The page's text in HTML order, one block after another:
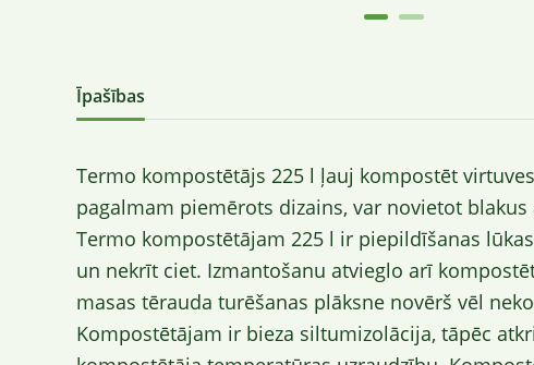
Īpašības
Termo kompostētājs 225 l ļauj kompostēt
pagalmam piemērots dizains, var novietot
Termo kompostētājam 225 l ir piepildīšanas
un nekrīt ciet. Izmantošanu atvieglo arī
masas tērauda turēšanas plāksne novērš vēl
Kompostētājam ir bieza siltumizolācija, tāpēc